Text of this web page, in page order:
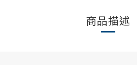
商品描述